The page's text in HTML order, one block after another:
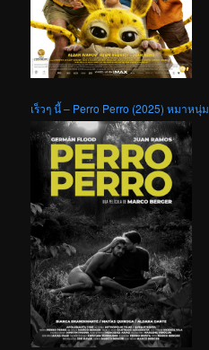
เร็วๆ นี้ – Perro Perro (2025) หมาหนุ่ม